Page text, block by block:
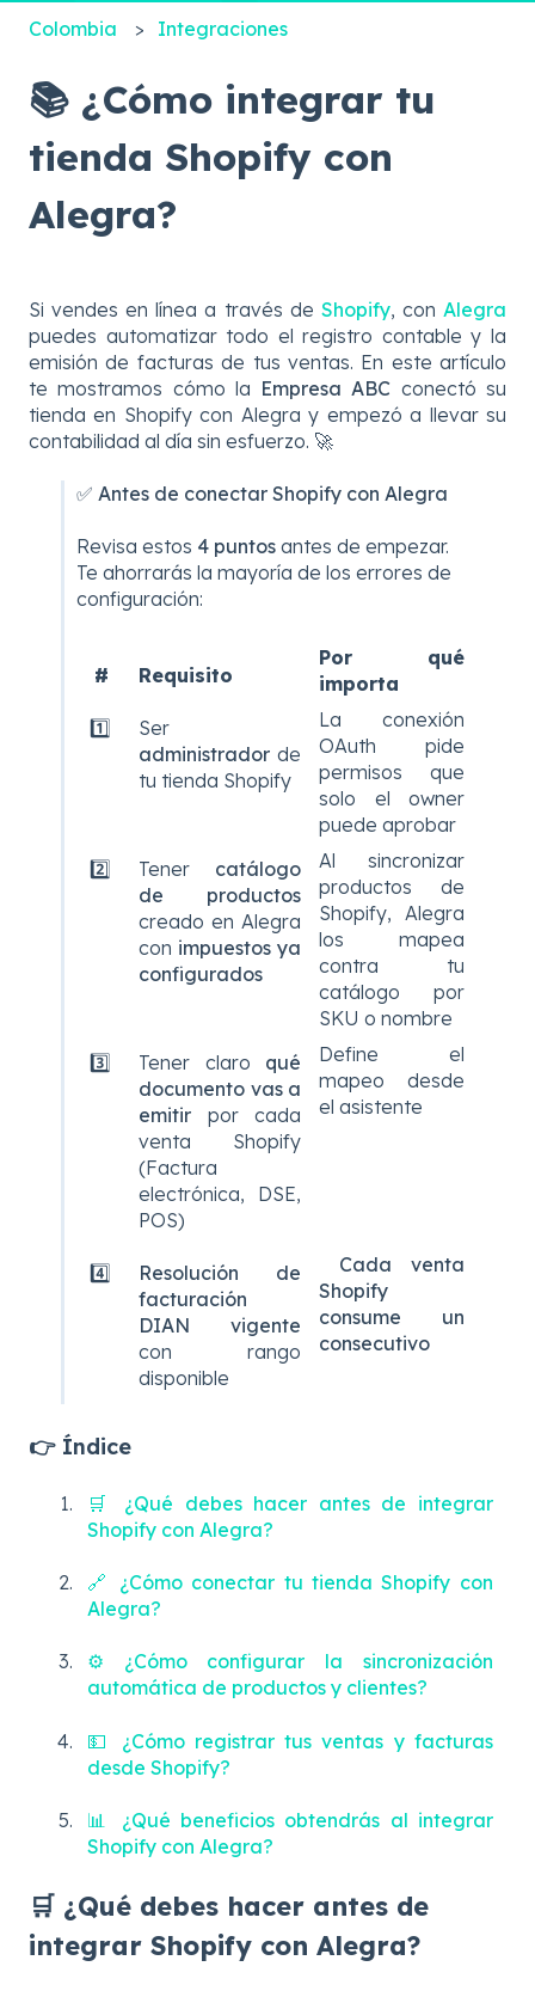
Colombia Integraciones
📚 ¿Cómo integrar tu
tienda Shopify con
Alegra?
Si vendes en línea a través de Shopify, con Alegra
puedes automatizar todo el registro contable y la
emisión de facturas de tus ventas. En este artículo
te mostramos cómo la Empresa ABC conectó su
tienda en Shopify con Alegra y empezó a llevar su
contabilidad al día sin esfuerzo. 🚀
✅ Antes de conectar Shopify con Alegra
Revisa estos 4 puntos antes de empezar.
Te ahorrarás la mayoría de los errores de
configuración:
# Requisito
Por qué
importa
1️⃣
Ser
administrador de
tu tienda Shopify
La conexión
OAuth pide
permisos que
solo el owner
puede aprobar
2️⃣
Tener catálogo
de productos
creado en Alegra
con impuestos ya
configurados
Al sincronizar
productos de
Shopify, Alegra
los mapea
contra tu
catálogo por
SKU o nombre
3️⃣
Tener claro qué
documento vas a
emitir por cada
venta Shopify
(Factura
electrónica, DSE,
POS)
Define el
mapeo desde
el asistente
4️⃣
Resolución de
facturación
DIAN vigente
con rango
disponible
Cada venta
Shopify
consume un
consecutivo
👉 Índice
🛒 ¿Qué debes hacer antes de integrar
Shopify con Alegra?
🔗 ¿Cómo conectar tu tienda Shopify con
Alegra?
⚙️ ¿Cómo configurar la sincronización
automática de productos y clientes?
💵 ¿Cómo registrar tus ventas y facturas
desde Shopify?
📊 ¿Qué beneficios obtendrás al integrar
Shopify con Alegra?
🛒 ¿Qué debes hacer antes de
integrar Shopify con Alegra?